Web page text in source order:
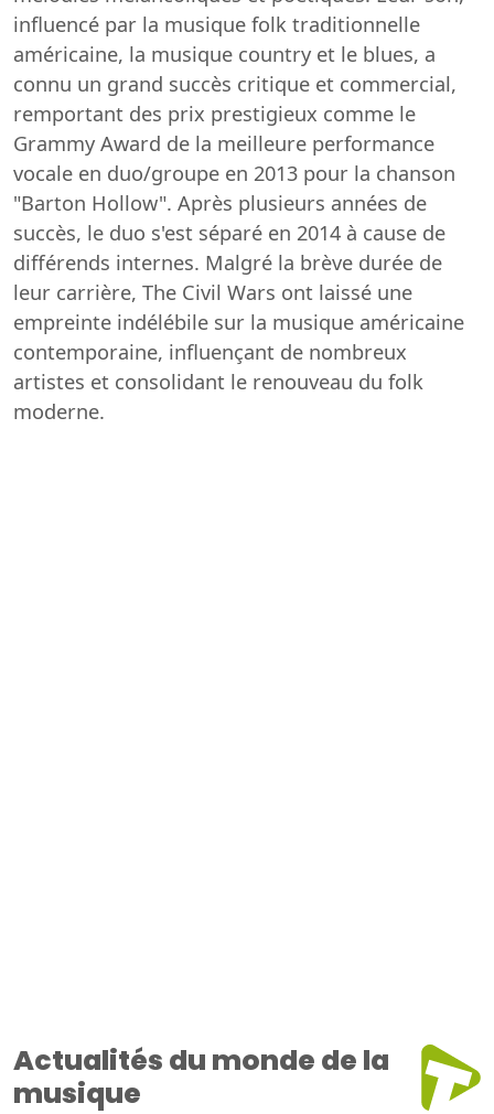
influencé par la musique folk traditionnelle
américaine, la musique country et le blues, a
connu un grand succès critique et commercial,
remportant des prix prestigieux comme le
Grammy Award de la meilleure performance
vocale en duo/groupe en 2013 pour la chanson
"Barton Hollow". Après plusieurs années de
succès, le duo s'est séparé en 2014 à cause de
différends internes. Malgré la brève durée de
leur carrière, The Civil Wars ont laissé une
empreinte indélébile sur la musique américaine
contemporaine, influençant de nombreux
artistes et consolidant le renouveau du folk
moderne.
Actualités du monde de la
musique